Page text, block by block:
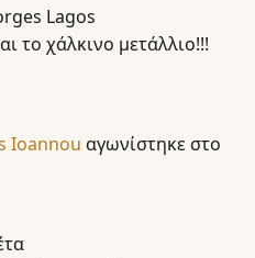
Lagos
το χάλκινο μετάλλιο!!!
Ioannou αγωνίστηκε στο